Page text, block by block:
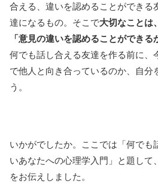
合える、違いを認めることができる
達になるもの。そこで大切なことは
「意見の違いを認めることができ
何でも話し合える友達を作る前に、
で他人と向き合っているのか、自分
う。
いかがでしたか。ここでは「何でも
いあなたへの心理学入門」と題して
をお伝えしました。